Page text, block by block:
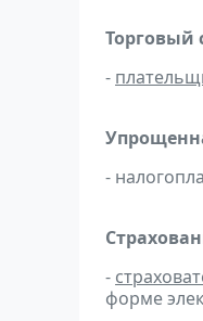
Торговый
-
-
-
форме